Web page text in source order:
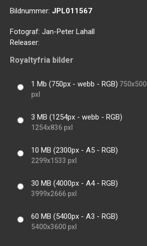
Bildnummer: JPL011567
Fotograf: Jan-Peter Lahall
Releaser:
Royaltyfria bilder
1 Mb (750px - webb - RGB) 750x500
pxl
3 MB (1254px - webb - RGB)
1254x836 pxl
10 MB (2300px - A5 - RGB)
2299x1533 pxl
30 MB (4000px - A4 - RGB)
3999x2666 pxl
60 MB (5400px - A3 - RGB)
5400x3600 pxl